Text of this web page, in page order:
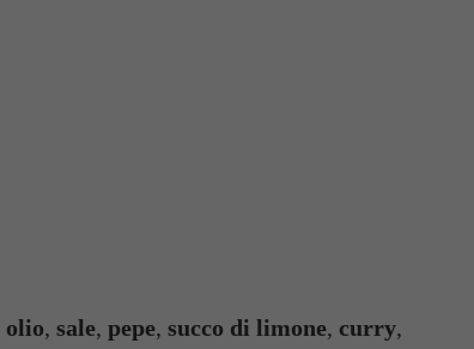
olio, sale, pepe, succo di limone, curry,